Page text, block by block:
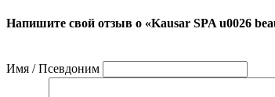
Напишите свой отзыв о «Kausar SPA u0026
Имя / Псевдоним